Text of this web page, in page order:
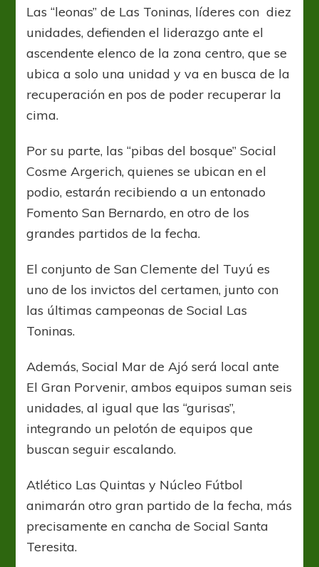
Las “leonas” de Las Toninas, líderes con diez
unidades, defienden el liderazgo ante el
ascendente elenco de la zona centro, que se
ubica a solo una unidad y va en busca de la
recuperación en pos de poder recuperar la
cima.
Por su parte, las “pibas del bosque” Social
Cosme Argerich, quienes se ubican en el
podio, estarán recibiendo a un entonado
Fomento San Bernardo, en otro de los
grandes partidos de la fecha.
El conjunto de San Clemente del Tuyú es
uno de los invictos del certamen, junto con
las últimas campeonas de Social Las
Toninas.
Además, Social Mar de Ajó será local ante
El Gran Porvenir, ambos equipos suman seis
unidades, al igual que las “gurisas”,
integrando un pelotón de equipos que
buscan seguir escalando.
Atlético Las Quintas y Núcleo Fútbol
animarán otro gran partido de la fecha, más
precisamente en cancha de Social Santa
Teresita.